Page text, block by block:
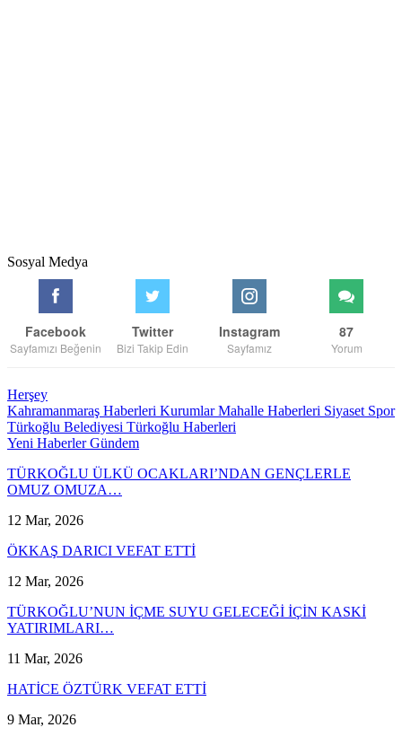
Sosyal Medya
Facebook
Sayfamızı Beğenin
Twitter
Bizi Takip Edin
Instagram
Sayfamız
87
Yorum
Herşey
Kahramanmaraş Haberleri KurumlarMahalle Haberleri Siyaset Spor
Türkoğlu Belediyesi Türkoğlu Haberleri
Yeni HaberlerGündem
TÜRKOĞLU ÜLKÜ OCAKLARI’NDAN GENÇLERLE
OMUZ OMUZA…
12 Mar, 2026
ÖKKAŞ DARICI VEFAT ETTİ
12 Mar, 2026
TÜRKOĞLU’NUN İÇME SUYU GELECEĞİ İÇİN KASKİ
YATIRIMLARI…
11 Mar, 2026
HATİCE ÖZTÜRK VEFAT ETTİ
9 Mar, 2026